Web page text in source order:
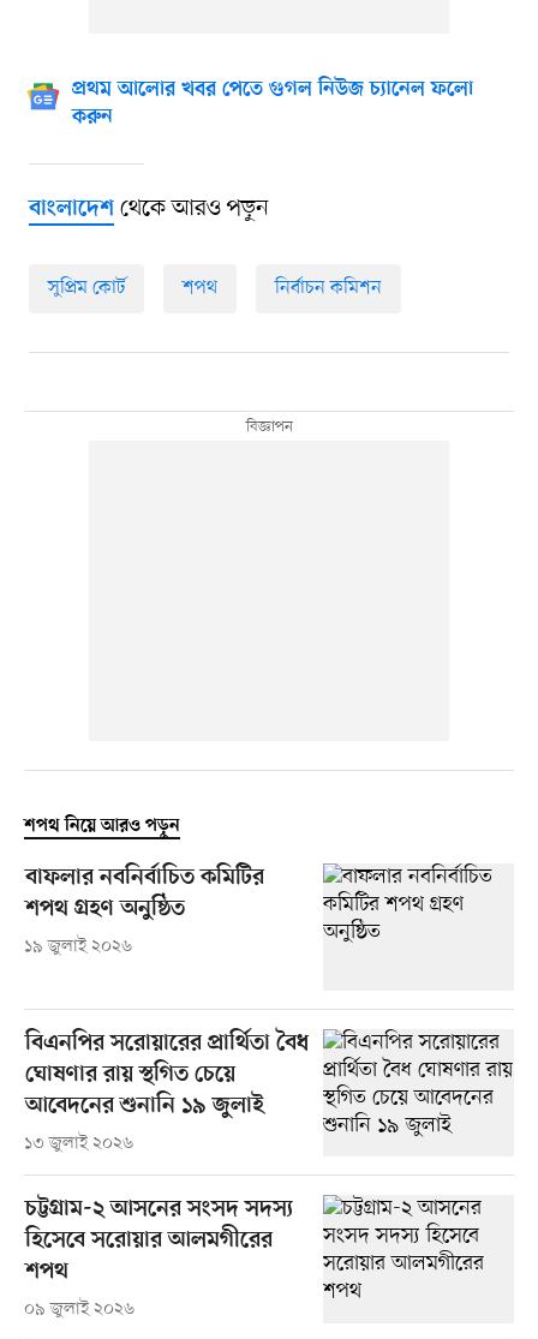
প্রথম আলোর খবর পেতে গুগল নিউজ চ্যানেল ফলো
করুন
বাংলাদেশথেকে আরও পড়ুন
সুপ্রিম কোর্ট শপথ নির্বাচন কমিশন
শপথ নিয়ে আরও পড়ুন
বাফলার নবনির্বাচিত কমিটির
শপথ গ্রহণ অনুষ্ঠিত
১৯ জুলাই ২০২৬
বিএনপির সরোয়ারের প্রার্থিতা বৈধ
ঘোষণার রায় স্থগিত চেয়ে
আবেদনের শুনানি ১৯ জুলাই
১৩ জুলাই ২০২৬
চট্টগ্রাম-২ আসনের সংসদ সদস্য
হিসেবে সরোয়ার আলমগীরের
শপথ
০৯ জুলাই ২০২৬